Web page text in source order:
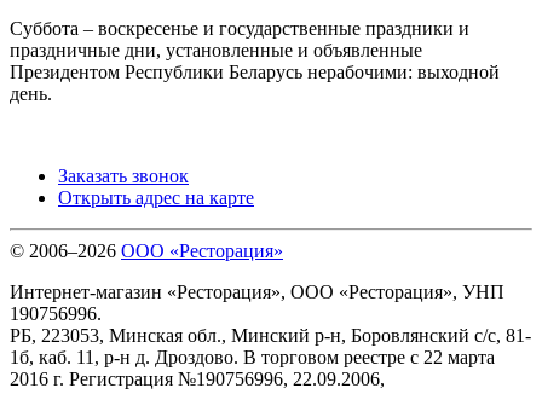
Суббота – воскресенье и государственные праздники и
праздничные дни, установленные и объявленные
Президентом Республики Беларусь нерабочими: выходной
день.
Заказать звонок
Открыть адрес на карте
© 2006–2026 ООО «Ресторация»
Интернет-магазин «Ресторация», ООО «Ресторация», УНП
190756996.
РБ, 223053, Минская обл., Минский р-н, Боровлянский с/с, 81-
1б, каб. 11, р-н д. Дроздово. В торговом реестре с 22 марта
2016 г. Регистрация №190756996, 22.09.2006,